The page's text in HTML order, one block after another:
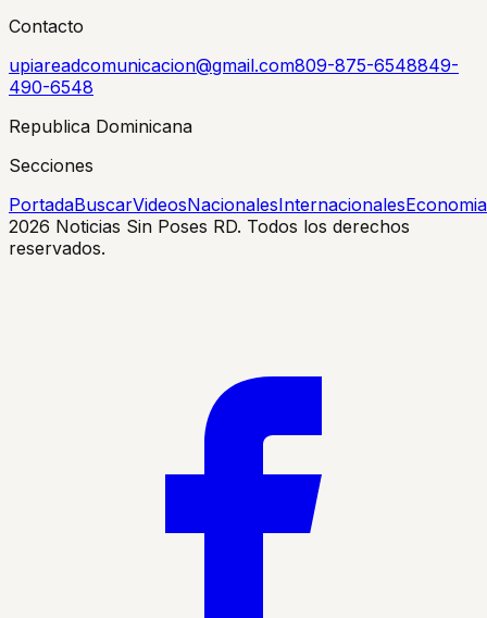
Contacto
upiareadcomunicacion@gmail.com809-875-6548849-
490-6548
Republica Dominicana
Secciones
PortadaBuscarVideosNacionalesInternacionalesEconomia
2026 Noticias Sin Poses RD. Todos los derechos
reservados.